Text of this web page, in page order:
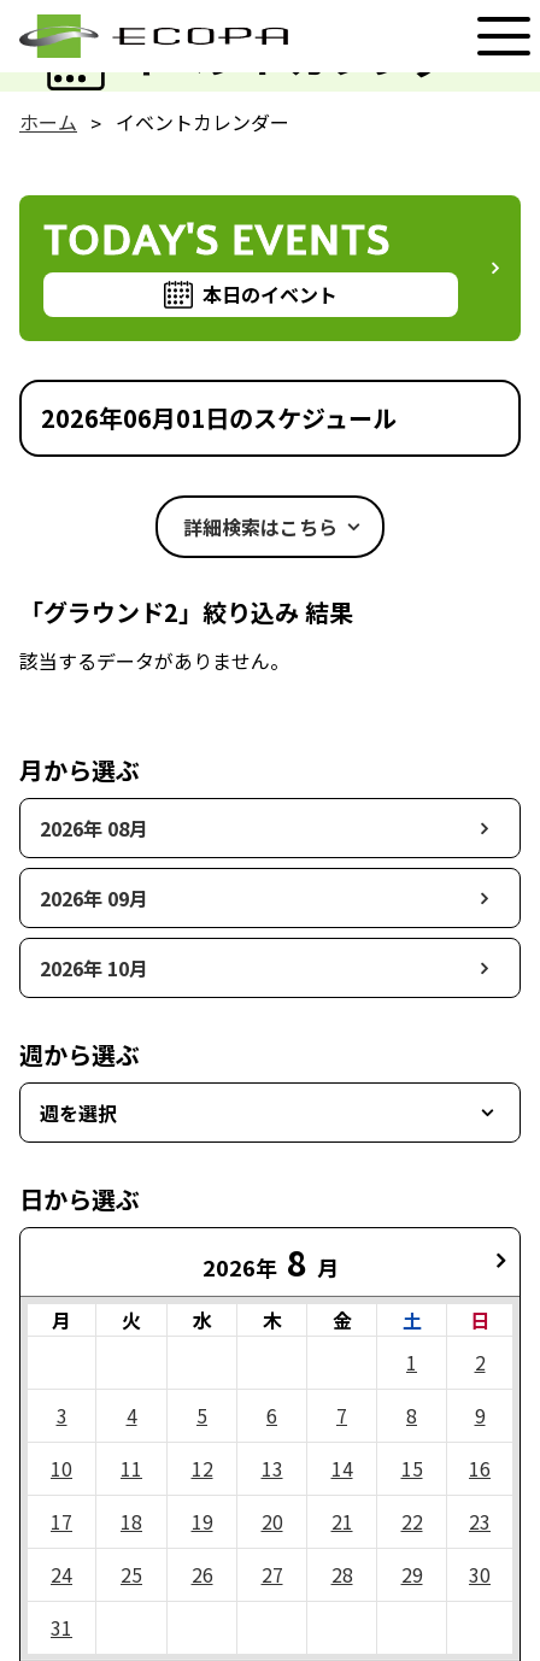
イベントカレンダー
EVENT
ホーム イベントカレンダー
TODAY'S EVENTS
本日のイベント
2026年06月01日のスケジュール
詳細検索はこちら
「グラウンド2」絞り込み 結果
該当するデータがありません。
月から選ぶ
2026年 08月
2026年 09月
2026年 10月
週から選ぶ
週を選択
日から選ぶ
2026年 8 月
月 火 水 木 金 土
日
1
2
3
4 5 6 7 8
9
10
11 12 13 14 15
16
17
18 19 20 21 22
23
24
25 26 27 28 29
30
31